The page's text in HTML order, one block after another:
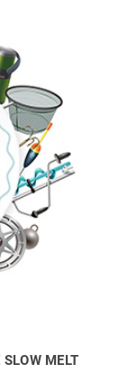
MELT